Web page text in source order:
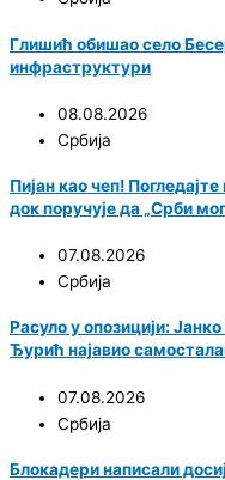
Глишић обишао село
инфраструктури
08.08.2026
Србија
Пијан као чеп!
док поручује да „Срби
07.08.2026
Србија
Расуло у опозицији:
Ђурић најавио
07.08.2026
Србија
Блокадери написали